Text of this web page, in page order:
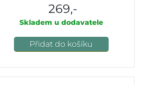
269,-
Skladem u dodavatele
Přidat do košíku